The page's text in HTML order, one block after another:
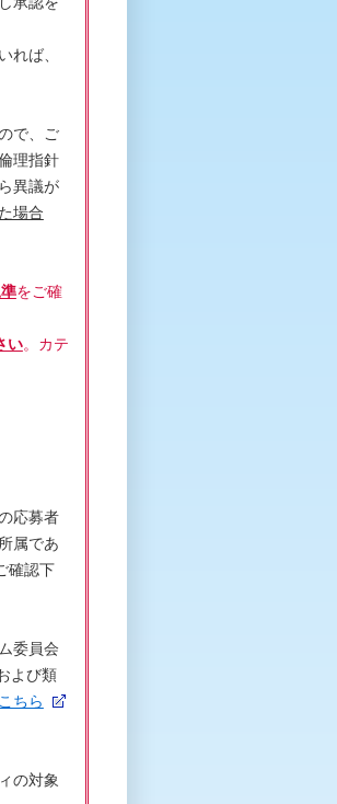
れば、
で、ご
理指針
異議が
場合
をご確
い。カテ
応募者
属であ
確認下
委員会
よび類
こちら
の対象